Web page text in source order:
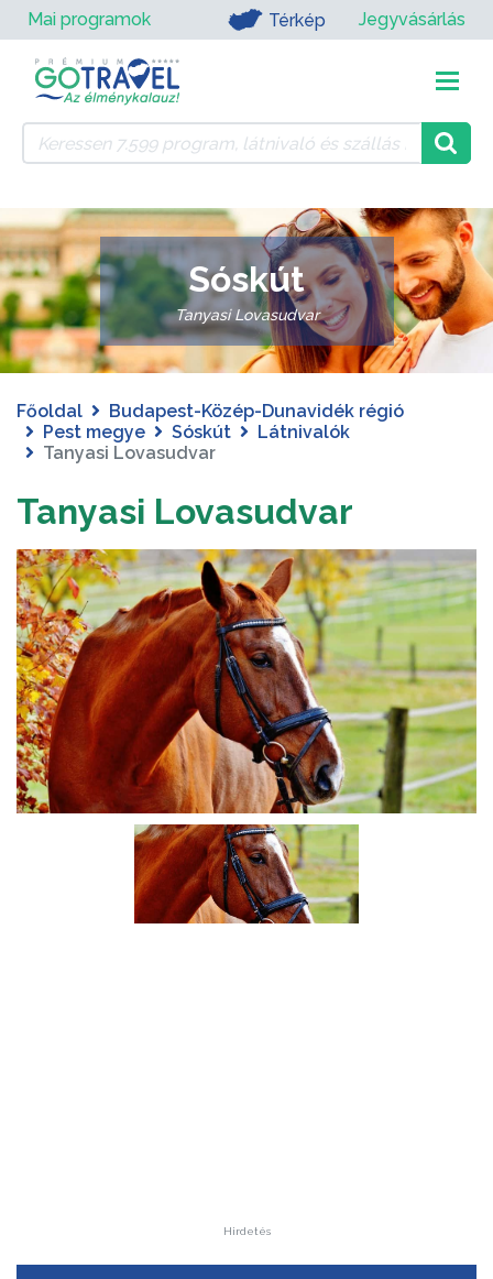
Mai programok Térkép Jegyvásárlás
Sóskút
Tanyasi Lovasudvar
Főoldal
Budapest-Közép-Dunavidék régió
Pest megye
Sóskút
Látnivalók
Tanyasi Lovasudvar
Tanyasi Lovasudvar
Hirdetés